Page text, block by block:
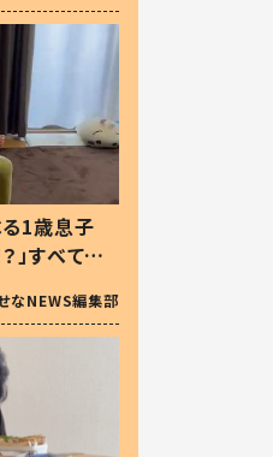
る1歳息子
」すべてを
から許
せなNEWS編集部